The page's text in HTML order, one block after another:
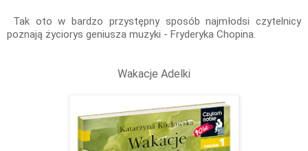
Tak oto w bardzo przystępny sposób najmłodsi czytelnicy
poznają życiorys geniusza muzyki - Fryderyka Chopina.
Wakacje Adelki